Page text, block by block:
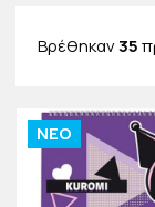
τις υπέροχες
Βρέθηκαν35
NEO